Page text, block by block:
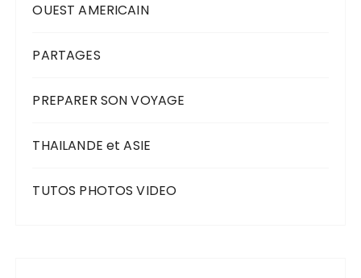
OUEST AMERICAIN
PARTAGES
PREPARER SON VOYAGE
THAILANDE et ASIE
TUTOS PHOTOS VIDEO